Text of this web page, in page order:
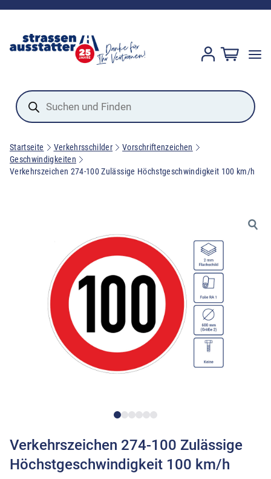
Products
search
Startseite Verkehrsschilder
Vorschriftenzeichen
Geschwindigkeiten
Verkehrszeichen 274-100 Zulässige Höchstgeschwindigkeit 100 km/h
Verkehrszeichen 274-100 Zulässige
Höchstgeschwindigkeit 100 km/h